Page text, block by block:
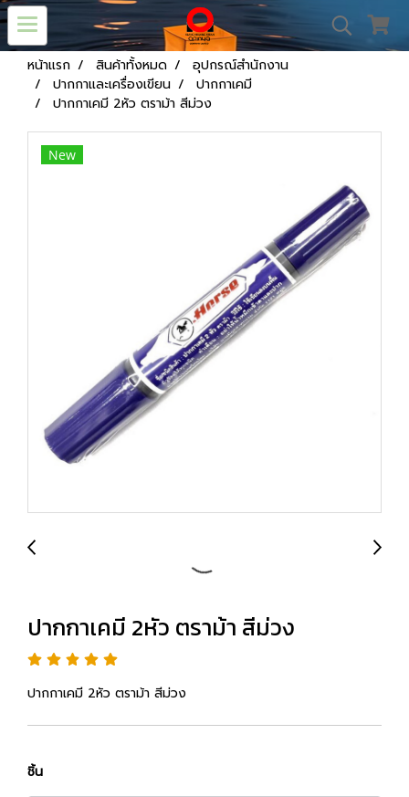
หน้าแรก สินค้าทั้งหมด
อุปกรณ์สำนักงาน
ปากกาและเครื่องเขียน
ปากกาเคมี
ปากกาเคมี 2หัว ตราม้า สีม่วง
New
ปากกาเคมี 2หัว ตราม้า สีม่วง
ปากกาเคมี 2หัว ตราม้า สีม่วง
ชิ้น